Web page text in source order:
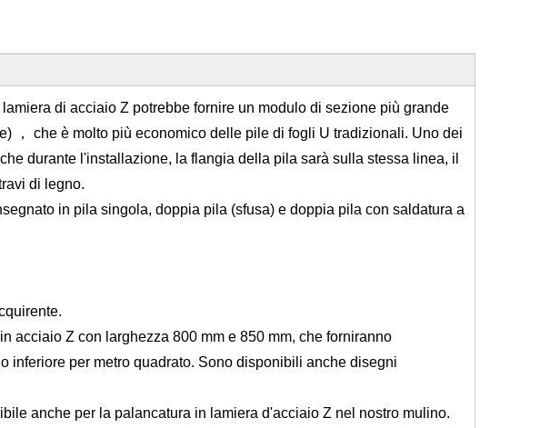
di acciaio Z potrebbe fornire un modulo di sezione più grande
， che è molto più economico delle pile di fogli U tradizionali. Uno dei
durante l'installazione, la flangia della pila sarà sulla stessa linea, il
di legno.
in pila singola, doppia pila (sfusa) e doppia pila con saldatura a
acciaio Z con larghezza 800 mm e 850 mm, che forniranno
inferiore per metro quadrato. Sono disponibili anche disegni
anche per la palancatura in lamiera d'acciaio Z nel nostro mulino.